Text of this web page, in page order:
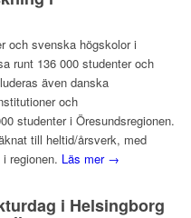
och svenska högskolor i
runt 136 000 studenter och
även danska
och
studenter i Öresundsregionen.
till heltid/årsverk, med
regionen. Läs mer →
i Helsingborg